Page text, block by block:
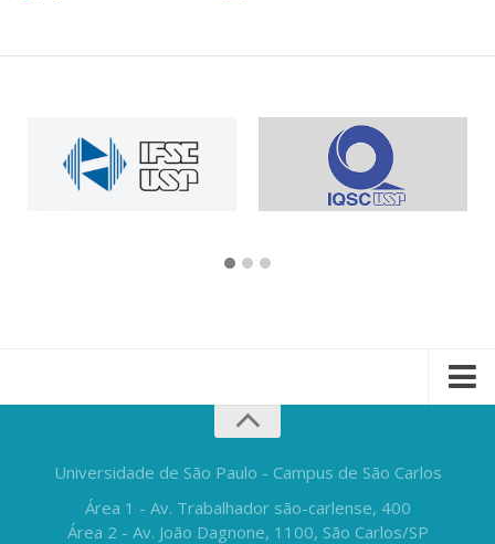
Universidade de São Paulo - Campus de São Carlos
Área 1 - Av. Trabalhador são-carlense, 400
Área 2 - Av. João Dagnone, 1100, São Carlos/SP